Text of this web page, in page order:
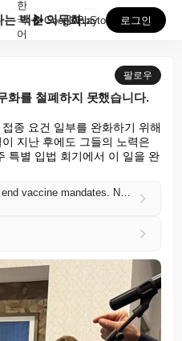
지금까지 플로리다는 백신 의무화를 철폐하지 못했습니다....
한
국
어
GooglePlay
AppStore 로그인
팔로우
화를 철폐하지 못했습니다.
종 요건 일부를 완화하기 위해
지난 후에도 그들의 노력은
특별 입법 회기에서 이 일을 완
So far, Florida has failed to end vaccine mandates. Now there's a last-ditch effort